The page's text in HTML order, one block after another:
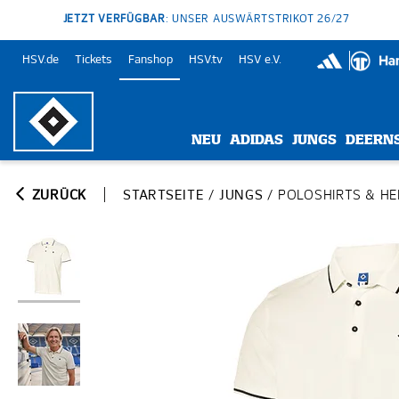
JETZT VERFÜGBAR: UNSER AUSWÄRTSTRIKOT 26/27
HSV.de Tickets Fanshop HSV.tv HSV e.V.
NEU ADIDAS JUNGS
ZURÜCK STARTSEITE / JUNGS / POLOSHIRTS &